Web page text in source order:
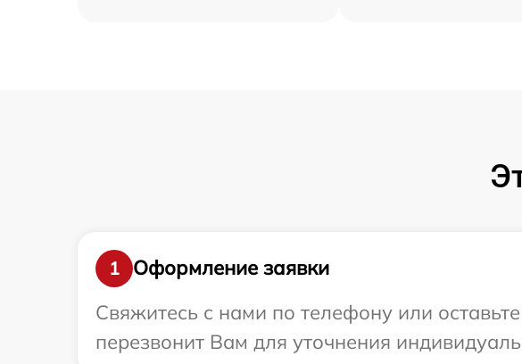
1
Оформление заявки
Свяжитесь с нами по телефону или
перезвонит Вам для уточнения